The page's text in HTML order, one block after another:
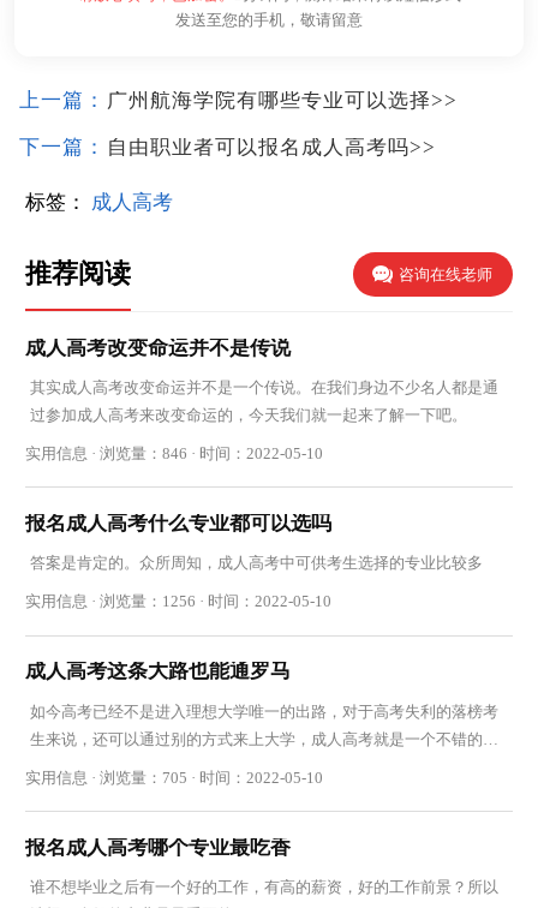
发送至您的手机，敬请留意
上一篇： 广州航海学院有哪些专业可以选择>>
下一篇： 自由职业者可以报名成人高考吗>>
标签： 成人高考
推荐阅读 咨询在线老师
成人高考改变命运并不是传说
其实成人高考改变命运并不是一个传说。在我们身边不少名人都是通
过参加成人高考来改变命运的，今天我们就一起来了解一下吧。
实用信息 · 浏览量：846 · 时间：2022-05-10
报名成人高考什么专业都可以选吗
答案是肯定的。众所周知，成人高考中可供考生选择的专业比较多
实用信息 · 浏览量：1256 · 时间：2022-05-10
成人高考这条大路也能通罗马
如今高考已经不是进入理想大学唯一的出路，对于高考失利的落榜考
生来说，还可以通过别的方式来上大学，成人高考就是一个不错的选
择
实用信息 · 浏览量：705 · 时间：2022-05-10
报名成人高考哪个专业最吃香
谁不想毕业之后有一个好的工作，有高的薪资，好的工作前景？所以